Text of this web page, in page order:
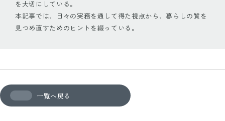
を大切にしている。
本記事では、日々の実務を通して得た視点から、暮らしの質を
見つめ直すためのヒントを綴っている。
一覧へ戻る